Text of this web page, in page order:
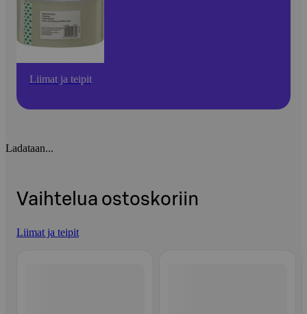
Liimat ja teipit
Ladataan...
Vaihtelua ostoskoriin
Liimat ja teipit